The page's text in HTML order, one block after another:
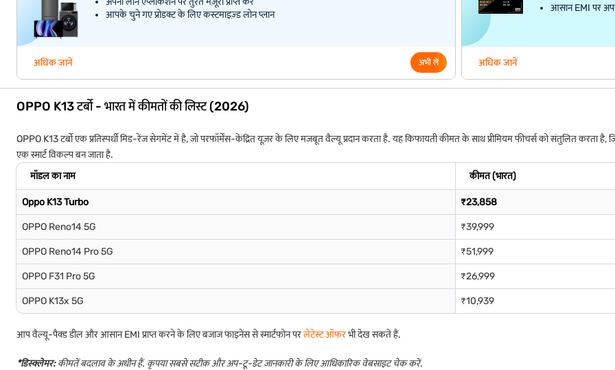
आपके चुने गए प्रोडक्ट के लिए कस्टमाइज़्ड लोन प्लान
अधिक जानें अभी लें
आसान EMI पर
अधिक जानें
OPPO K13 टर्बो - भारत में कीमतों की लिस्ट (2026)
OPPO K13 टर्बो एक प्रतिस्पर्धी मिड-रेंज सेगमेंट में है, जो परफॉर्मेंस-केंद्रित यूज़र के लिए मजबूत वैल्यू प्रदान करता है. यह किफायती कीमत के साथ प्रीमियम फीचर्स को संतुलित करता
एक स्मार्ट विकल्प बन जाता है.
मॉडल का नाम
कीमत (भारत)
Oppo K13 Turbo ₹23,858
OPPO Reno14 5G ₹39,999
OPPO Reno14 Pro 5G ₹51,999
OPPO F31 Pro 5G ₹26,999
OPPO K13x 5G ₹10,939
आप वैल्यू-पैक्ड डील और आसान EMI प्राप्त करने के लिए बजाज फाइनेंस से स्मार्टफोन परलेटेस्ट ऑफरभी देख सकते हैं.
*डिस्क्लेमर:कीमतें बदलाव के अधीन हैं. कृपया सबसे सटीक और अप-टू-डेट जानकारी के लिए आधिकारिक वेबसाइट चेक करें.